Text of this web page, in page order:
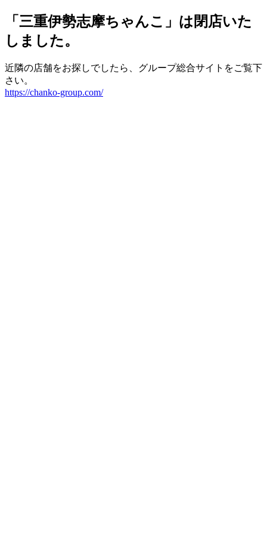
「三重伊勢志摩ちゃんこ」は閉店いた
しました。
近隣の店舗をお探しでしたら、グループ総合サイトをご覧下
さい。
https://chanko-group.com/